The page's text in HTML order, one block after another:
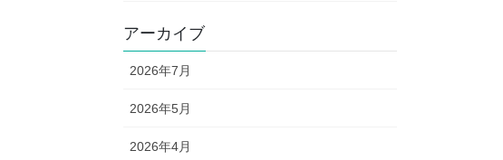
アーカイブ
2026年7月
2026年5月
2026年4月